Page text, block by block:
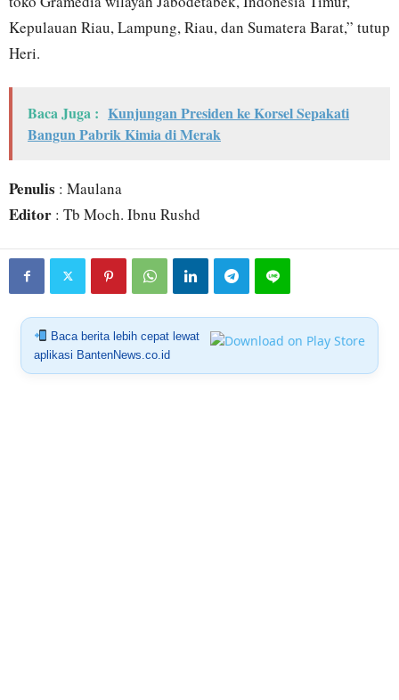
Kepulauan Riau, Lampung, Riau, dan Sumatera Barat,” tutup
Heri.
Baca Juga : Kunjungan Presiden ke Korsel Sepakati
Bangun Pabrik Kimia di Merak
Penulis : Maulana
Editor : Tb Moch. Ibnu Rushd
Baca berita lebih cepat lewat
aplikasi BantenNews.co.id